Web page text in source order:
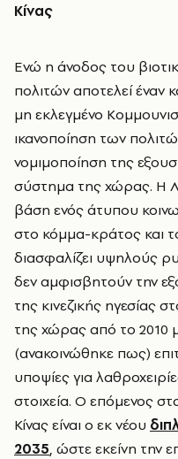
Κίνας
Ενώ η άνοδος του
πολιτών αποτελεί έναν
μη εκλεγμένο
ικανοποίηση των
νομιμοποίηση της
σύστημα της χώρας. Η
βάση ενός άτυπου
στο κόμμα-κράτος και
διασφαλίζει υψηλούς
δεν αμφισβητούν την
της κινεζικής ηγεσίας
της χώρας από το 2010
(ανακοινώθηκε πως)
υποψίες για
στοιχεία. Ο επόμενος
Κίνας είναι ο εκ νέου
2035, ώστε εκείνη την